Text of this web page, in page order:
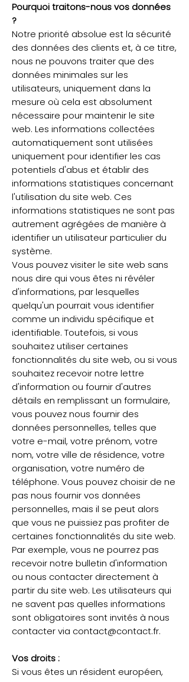
Pourquoi traitons-nous vos données
?
Notre priorité absolue est la sécurité
des données des clients et, à ce titre,
nous ne pouvons traiter que des
données minimales sur les
utilisateurs, uniquement dans la
mesure où cela est absolument
nécessaire pour maintenir le site
web. Les informations collectées
automatiquement sont utilisées
uniquement pour identifier les cas
potentiels d'abus et établir des
informations statistiques concernant
l'utilisation du site web. Ces
informations statistiques ne sont pas
autrement agrégées de manière à
identifier un utilisateur particulier du
système.
Vous pouvez visiter le site web sans
nous dire qui vous êtes ni révéler
d'informations, par lesquelles
quelqu'un pourrait vous identifier
comme un individu spécifique et
identifiable. Toutefois, si vous
souhaitez utiliser certaines
fonctionnalités du site web, ou si vous
souhaitez recevoir notre lettre
d'information ou fournir d'autres
détails en remplissant un formulaire,
vous pouvez nous fournir des
données personnelles, telles que
votre e-mail, votre prénom, votre
nom, votre ville de résidence, votre
organisation, votre numéro de
téléphone. Vous pouvez choisir de ne
pas nous fournir vos données
personnelles, mais il se peut alors
que vous ne puissiez pas profiter de
certaines fonctionnalités du site web.
Par exemple, vous ne pourrez pas
recevoir notre bulletin d'information
ou nous contacter directement à
partir du site web. Les utilisateurs qui
ne savent pas quelles informations
sont obligatoires sont invités à nous
contacter via contact@contact.fr.
Vos droits :
Si vous êtes un résident européen,